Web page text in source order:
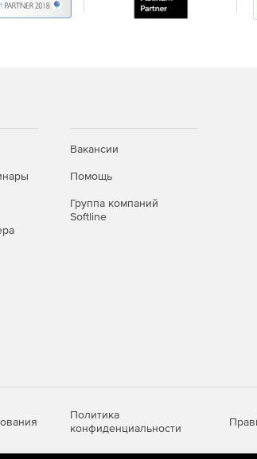
Вакансии
Помощь
Группа компаний
Softline
Политика
конфиденциальности